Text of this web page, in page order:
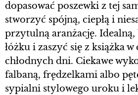
dopasować poszewki z tej
stworzyć spójną, ciepłą i
przytulną aranżację.
łóżku i zaszyć się z książka w
chłodnych dni. Ciekawe
falbaną, frędzelkami albo
sypialni stylowego uroku i